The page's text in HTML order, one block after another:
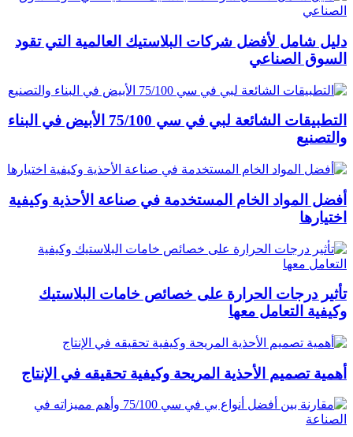
دليل شامل لأفضل شركات البلاستيك العالمية التي تقود
السوق الصناعي
التطبيقات الشائعة لبي في سي 75/100 الأبيض في البناء
والتصنيع
أفضل المواد الخام المستخدمة في صناعة الأحذية وكيفية
اختيارها
تأثير درجات الحرارة على خصائص خامات البلاستيك
وكيفية التعامل معها
أهمية تصميم الأحذية المريحة وكيفية تحقيقه في الإنتاج